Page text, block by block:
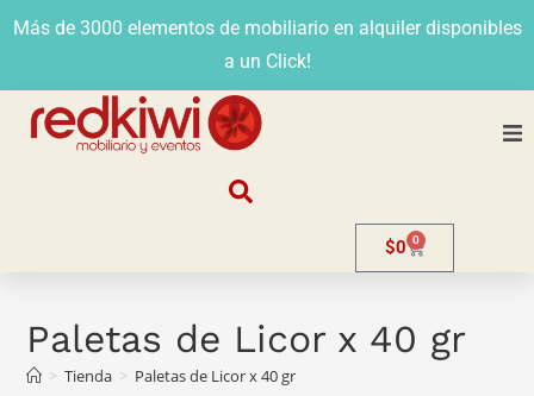
Más de 3000 elementos de mobiliario en alquiler disponibles
a un Click!
Venta
$0 0
Paletas de Licor x 40 gr
> Tienda > Paletas de Licor x 40 gr